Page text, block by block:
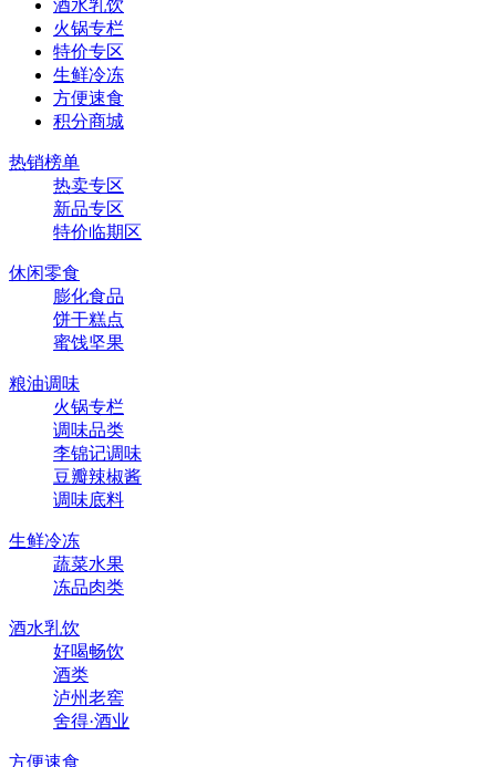
酒水乳饮
火锅专栏
特价专区
生鲜冷冻
方便速食
积分商城
热销榜单
热卖专区
新品专区
特价临期区
休闲零食
膨化食品
饼干糕点
蜜饯坚果
粮油调味
火锅专栏
调味品类
李锦记调味
豆瓣辣椒酱
调味底料
生鲜冷冻
蔬菜水果
冻品肉类
酒水乳饮
好喝畅饮
酒类
泸州老窖
舍得·酒业
方便速食